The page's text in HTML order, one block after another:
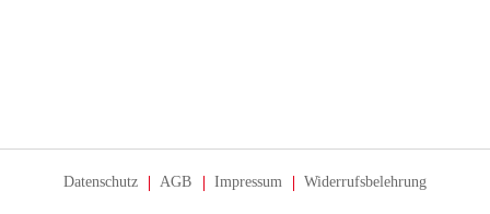
Datenschutz AGB Impressum Widerrufsbelehrung